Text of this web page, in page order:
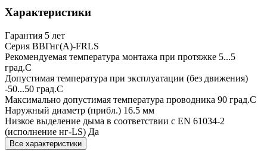
Характеристики
Гарантия 5 лет
Серия ВВГнг(А)-FRLS
Рекомендуемая температура монтажа при протяжке 5...5
град.C
Допустимая температура при эксплуатации (без движения)
-50...50 град.C
Максимально допустимая температура проводника 90 град.C
Наружный диаметр (прибл.) 16.5 мм
Низкое выделение дыма в соответствии с EN 61034-2
(исполнение нг-LS) Да
Все характеристики